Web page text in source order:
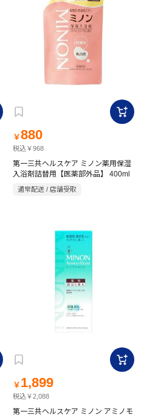
￥880
税込￥968
第一三共ヘルスケア ミノン薬用保湿
入浴剤詰替用【医薬部外品】 400ml
通常配送 / 店舗受取
￥ 1,899
税込￥2,088
第一三共ヘルスケア ミノン アミノモ